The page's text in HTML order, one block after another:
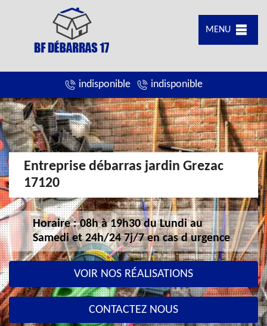
MENU
indisponible indisponible
Entreprise débarras jardin Grezac
17120
Horaire : 08h à 19h30 du Lundi au
Samedi et 24h/24 7j/7 en cas d urgence
VOIR NOS RÉALISATIONS
CONTACTEZ NOUS